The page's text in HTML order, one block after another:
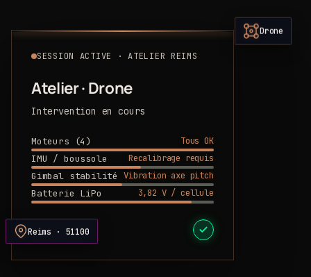
SESSION ACTIVE · ATELIER REIMS
Atelier · Drone
Intervention en cours
Moteurs (4)
Tous OK
IMU / boussole
Recalibrage requis
Gimbal stabilité Vibration axe pitch
Batterie LiPo
3,82 V / cellule
DEVIS PRÊT
Drone
Reims · 51100